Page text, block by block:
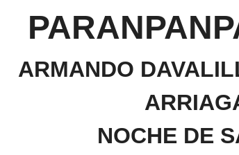
ARMANDO
NOCHE DE